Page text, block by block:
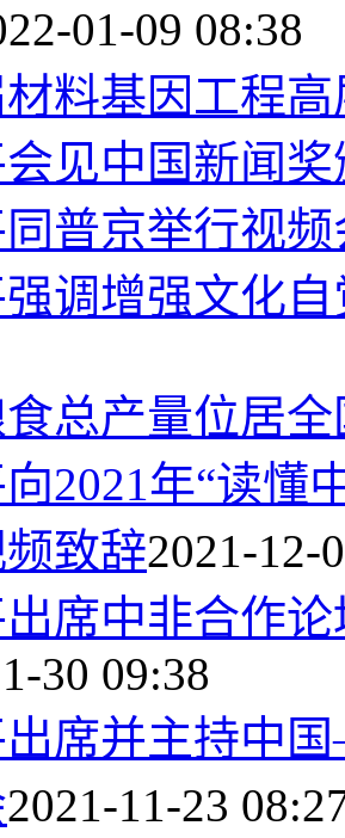
01-09 08:38
料基因工程
见中国新闻
普京举行视
调增强文化
总产量位居
2021年“读懂
致辞2021-12-
席中非合作
30 09:38
出席并主持中
2021-11-23